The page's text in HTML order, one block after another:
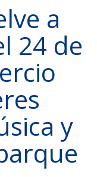
a
24 de
y